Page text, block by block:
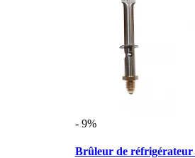
- 9%
Brûleur de réfrigérateur